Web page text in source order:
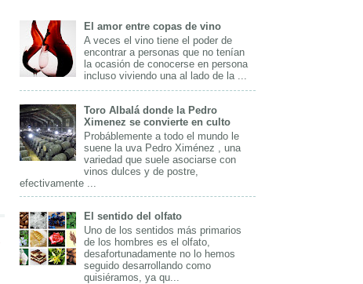
El amor entre copas de vino
A veces el vino tiene el poder de
encontrar a personas que no tenían
la ocasión de conocerse en persona
incluso viviendo una al lado de la ...
Toro Albalá donde la Pedro
Ximenez se convierte en culto
Probáblemente a todo el mundo le
suene la uva Pedro Ximénez , una
variedad que suele asociarse con
vinos dulces y de postre,
efectivamente ...
El sentido del olfato
Uno de los sentidos más primarios
de los hombres es el olfato,
desafortunadamente no lo hemos
seguido desarrollando como
quisiéramos, ya qu...